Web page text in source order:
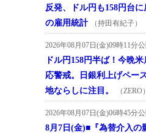
反発、ドル円も158円台
の雇用統計
（持田有紀子）
2026年08月07日(金)09時11分
ドル円158円半ば！今晩
応警戒。日銀利上げペー
地ならしに注目。
（ZERO）
2026年08月07日(金)06時45分
8月7日(金)■『為替介入の